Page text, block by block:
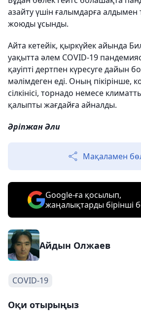
азайту үшін ғалымдарға алдымен
жоюды ұсынды.
Айта кетейік, қыркүйек айында
уақытта әлем COVID-19
қауіпті дертпен күресуге дайын
мәлімдеген еді. Оның пікірінше,
сілкінісі, торнадо немесе
қалыпты жағдайға айналды.
Әріпжан Әли
Мақаламен
Google-ға қосылып,
жаңалықтарды бірінші
Айдын Олжаев
COVID-19
Оқи отырыңыз